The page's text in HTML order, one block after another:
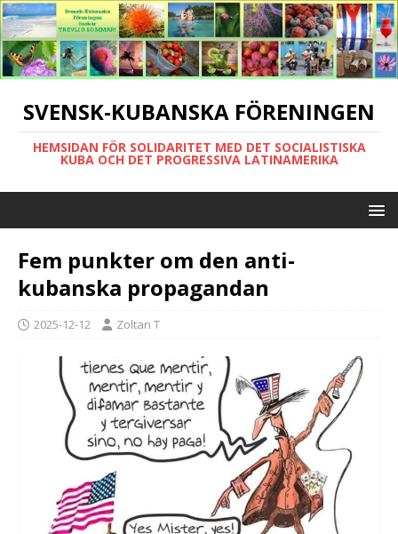
SVENSK-KUBANSKA FÖRENINGEN
HEMSIDAN FÖR SOLIDARITET MED DET SOCIALISTISKA
KUBA OCH DET PROGRESSIVA LATINAMERIKA
Fem punkter om den anti-
kubanska propagandan
2025-12-12 Zoltan T